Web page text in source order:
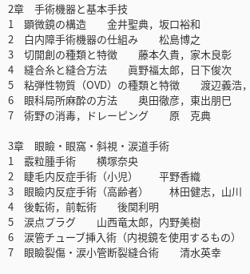
2章 手術機器と基本手技
1 顕微鏡の構造 金井聖典，坂口裕和
2 白内障手術機器の仕組み 松島博之
3 切開創の種類と特徴 藤本久貴，家木良彰
4 縫合糸と縫合方法 眞野福太郎，日下俊次
5 粘弾性物質（OVD）の種類と特徴 渡辺義浩
6 眼科局所麻酔の方法 奥田徹彦，東出朋巳
7 術野の消毒，ドレーピング 原 克典
3章 眼瞼・眼窩・斜視・涙道手術
1 霰粒腫手術 横塚奈央
2 睫毛内反症手術（小児） 平野香織
3 眼瞼内反症手術（高齢者） 林田健志，山川
4 後転術，前転術 後関利明
5 涙点プラグ 山西竜太郎，内野美樹
6 涙管チューブ挿入術（内視鏡を使用するもの
7 眼瞼裂傷・涙小管断裂縫合術 清水英幸